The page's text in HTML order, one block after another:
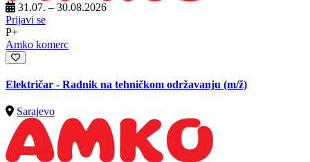
31.07. – 30.08.2026
Prijavi se
P+
Amko komerc
Električar - Radnik na tehničkom održavanju (m/ž)
Sarajevo